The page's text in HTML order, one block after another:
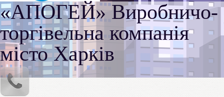
«АПОГЕЙ» Виробничо-
торгівельна компанія
місто Харків